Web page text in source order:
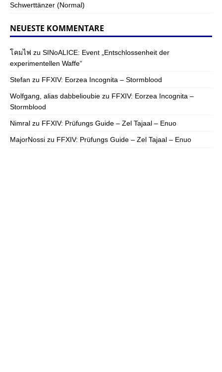
Schwerttänzer (Normal)
NEUESTE KOMMENTARE
โคมไฟ zu SINoALICE: Event „Entschlossenheit der
experimentellen Waffe“
Stefan zu FFXIV: Eorzea Incognita – Stormblood
Wolfgang, alias dabbelioubie zu FFXIV: Eorzea Incognita –
Stormblood
Nimral zu FFXIV: Prüfungs Guide – Zel Tajaal – Enuo
MajorNossi zu FFXIV: Prüfungs Guide – Zel Tajaal – Enuo